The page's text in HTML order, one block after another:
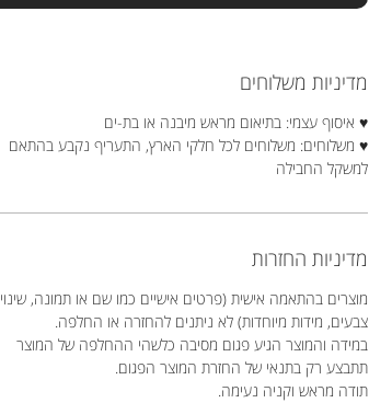
מדיניות משלוחים
♥ איסוף עצמי: בתיאום מראש מיבנה או בת-ים
♥ משלוחים: משלוחים לכל חלקי הארץ, התעריף נקבע בהתאם
למשקל החבילה
מדיניות החזרות
מוצרים בהתאמה אישית (פרטים אישיים כמו שם או תמונה, שינוי
צבעים, מידות מיוחדות) לא ניתנים להחזרה או החלפה.
במידה והמוצר הגיע פגום מסיבה כלשהי ההחלפה של המוצר
תתבצע רק בתנאי של החזרת המוצר הפגום.
תודה מראש וקניה נעימה.